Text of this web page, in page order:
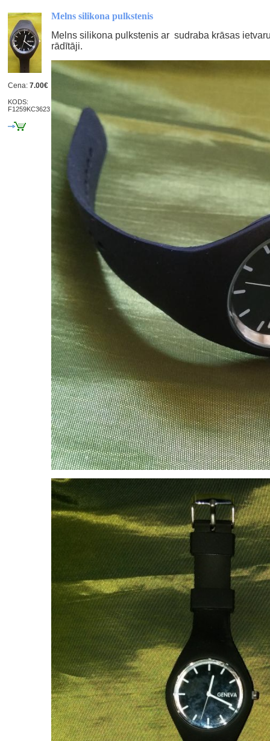
Cena: 7.00€
KODS:
F1259KC3623
Melns silikona pulkstenis
Melns silikona pulkstenis ar sudraba krāsas
rādītāji.